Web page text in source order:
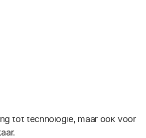
van digitalisering vragen twee
om onze aandacht. Ten
en immersieve
Dat heeft niet alleen implicaties
tot technologie, maar ook voor